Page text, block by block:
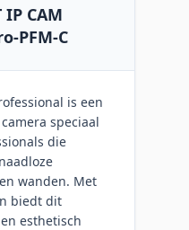
IP CAM
PFM-C
is een
speciaal
die
wanden. Met
biedt dit
esthetisch